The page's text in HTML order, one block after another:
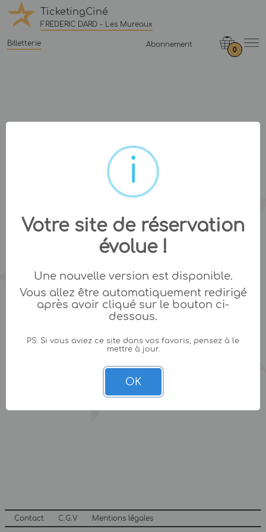
TicketingCiné
FREDERIC DARD - Les Mureaux
Billetterie Abonnement
0
Contact C.G.V Mentions légales
Votre site de réservation
évolue !
Une nouvelle version est disponible.
Vous allez être automatiquement redirigé
après avoir cliqué sur le bouton ci-
dessous.
PS: Si vous aviez ce site dans vos favoris, pensez à le
mettre à jour.
OK